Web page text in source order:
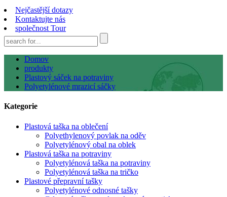
Nejčastější dotazy
Kontaktujte nás
společnost Tour
Domov
produkty
Plastový sáček na potraviny
Polyetylénové mrazicí sáčky
Kategorie
Plastová taška na oblečení
Polyethylenový povlak na oděv
Polyetylénový obal na oblek
Plastová taška na potraviny
Polyetylénová taška na potraviny
Polyetylénová taška na tričko
Plastové přepravní tašky
Polyetylénové odnosné tašky